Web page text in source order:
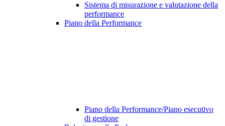
Sistema di misurazione e valutazione della
performance
Piano della Performance
Piano della Performance/Piano esecutivo
di gestione